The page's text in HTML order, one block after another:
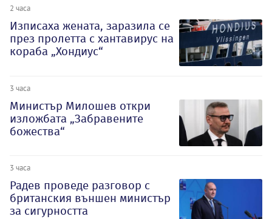
2 часа
Изписаха жената, заразила се
през пролетта с хантавирус на
кораба „Хондиус“
3 часа
Министър Милошев откри
изложбата „Забравените
божества“
3 часа
Радев проведе разговор с
британския външен министър
за сигурността